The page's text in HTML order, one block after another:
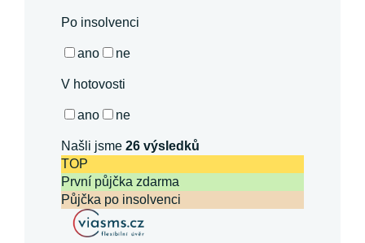
Po insolvenci
ano ne
V hotovosti
ano ne
Našli jsme26 výsledků
TOP
První půjčka zdarma
Půjčka po insolvenci